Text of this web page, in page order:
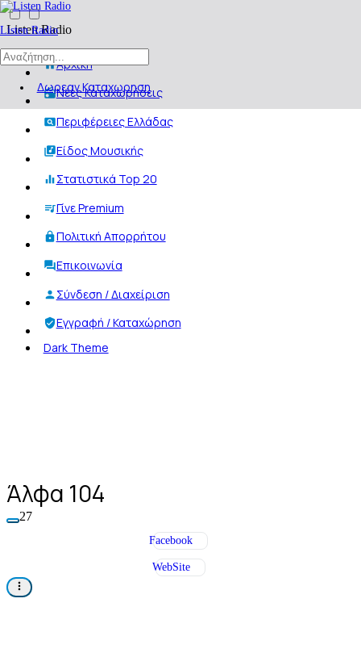
Listen Radio
Δωρεαν Καταχωρηση
Listen Radio
Αρχική
Νέες Καταχωρήσεις
Περιφέρειες Ελλάδας
Είδος Μουσικής
Στατιστικά Top 20
Γίνε Premium
Πολιτική Απορρήτου
Επικοινωνία
Σύνδεση / Διαχείριση
Εγγραφή / Καταχώρηση
Dark Theme
Άλφα 104
27
Facebook
WebSite